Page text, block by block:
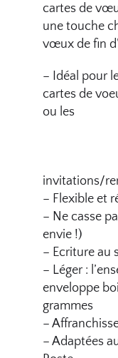
cartes de
une touche
vœux de fin
– Idéal pour
cartes de
ou les
invitations/
– Flexible et
– Ne casse
envie !)
– Ecriture au
– Léger :
enveloppe
grammes
–
– Adaptées